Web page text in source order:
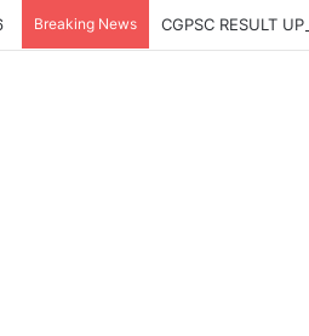
Breaking News CGPSC RESULT